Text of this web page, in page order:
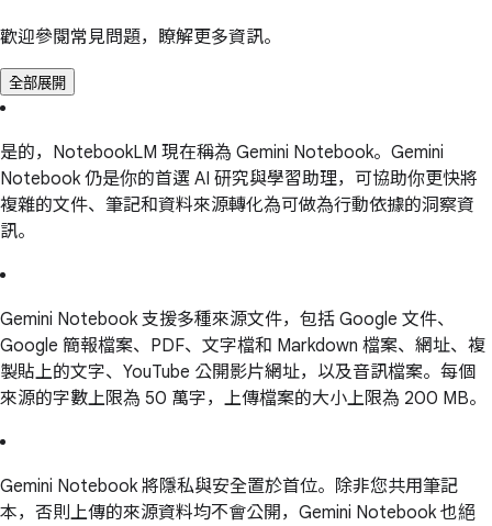
歡迎參閱常見問題，瞭解更多資訊。
全部展開
是的，NotebookLM 現在稱為 Gemini Notebook。Gemini
Notebook 仍是你的首選 AI 研究與學習助理，可協助你更快將
複雜的文件、筆記和資料來源轉化為可做為行動依據的洞察資
訊。
Gemini Notebook 支援多種來源文件，包括 Google 文件、
Google 簡報檔案、PDF、文字檔和 Markdown 檔案、網址、複
製貼上的文字、YouTube 公開影片網址，以及音訊檔案。每個
來源的字數上限為 50 萬字，上傳檔案的大小上限為 200 MB。
Gemini Notebook 將隱私與安全置於首位。除非您共用筆記
本，否則上傳的來源資料均不會公開，Gemini Notebook 也絕